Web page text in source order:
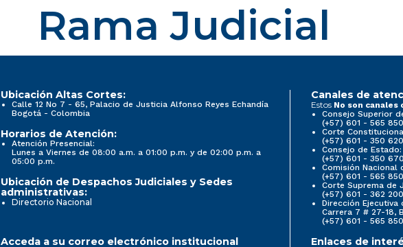
Rama Judicial
Ubicación Altas Cortes:
Calle 12 No 7 - 65, Palacio de Justicia Alfonso Reyes Echandía
Bogotá - Colombia
Horarios de Atención:
Atención Presencial:
Lunes a Viernes de 08:00 a.m. a 01:00 p.m. y de 02:00 p.m. a
05:00 p.m.
Ubicación de Despachos Judiciales y Sedes
administrativas:
Directorio Nacional
Canales de
Estos No son canales
Consejo Superior
(+57) 601 - 565
Corte
(+57) 601 - 350
Consejo de Estado:
(+57) 601 - 350
Comisión Nacional
(+57) 601 - 565
Corte Suprema de
(+57) 601 - 362
Dirección Ejecutiva
Carrera 7 # 27-18,
(+57) 601 - 565
Acceda a su correo electrónico institucional Enlaces de